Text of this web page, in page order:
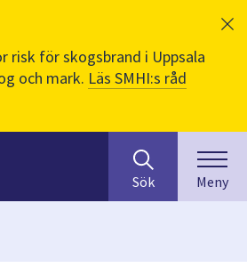
risk för skogsbrand i Uppsala
och mark. Läs SMHI:s råd
efter
innehåll
på
Sök Meny